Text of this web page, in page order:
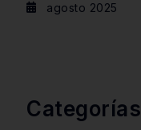
agosto 2025
Categorías